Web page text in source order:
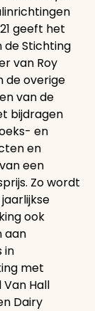
geeft het
de Stichting
van Roy
de overige
van de
bijdragen
en
en
een
Zo wordt
ook
aan
in
met
Hall
Dairy